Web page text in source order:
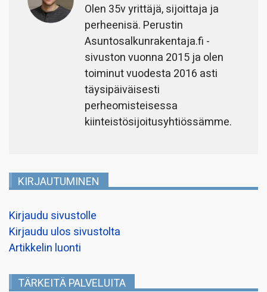
Olen 35v yrittäjä, sijoittaja ja
perheenisä. Perustin
Asuntosalkunrakentaja.fi -
sivuston vuonna 2015 ja olen
toiminut vuodesta 2016 asti
täysipäiväisesti
perheomisteisessa
kiinteistösijoitusyhtiössämme.
KIRJAUTUMINEN
Kirjaudu sivustolle
Kirjaudu ulos sivustolta
Artikkelin luonti
TÄRKEITÄ PALVELUITA